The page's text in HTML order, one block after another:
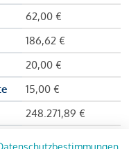
62,00 €
186,62 €
20,00 €
15,00 €
248.271,89 €